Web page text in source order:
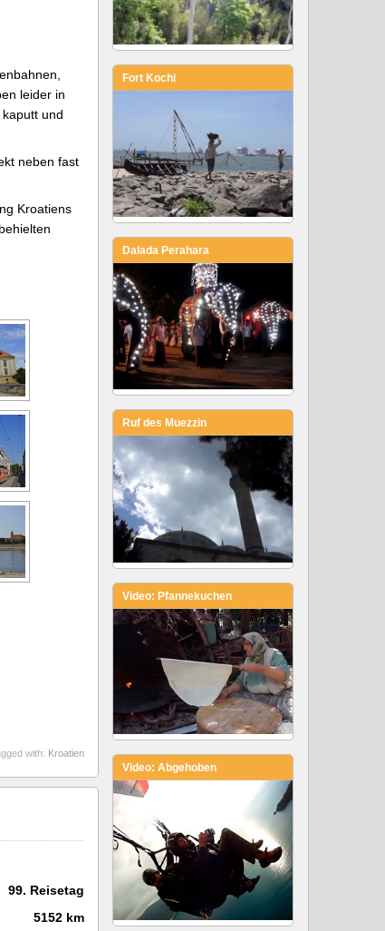
leider in
und
neben fast
Kroatiens
with: Kroatien
99. Reisetag
5152 km
Fort Kochi
Dalada Perahara
Ruf des Muezzin
Video: Pfannekuchen
Video: Abgehoben